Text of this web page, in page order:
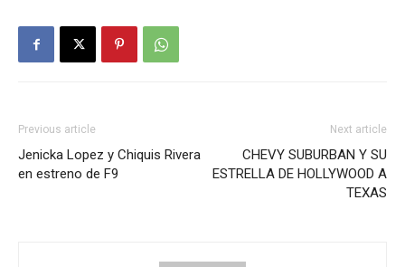
Previous article
Jenicka Lopez y Chiquis Rivera
en estreno de F9
Next article
CHEVY SUBURBAN Y SU
ESTRELLA DE HOLLYWOOD A
TEXAS